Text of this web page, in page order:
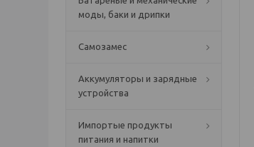
моды, баки и дрипки
Самозамес
Аккумуляторы и зарядные
устройства
Импортые продукты
питания и напитки